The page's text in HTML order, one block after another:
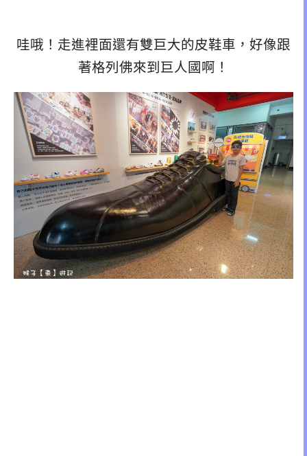
哇哦！走進裡面還有雙巨大的皮鞋車，好像跟
著格列佛來到巨人國啊！